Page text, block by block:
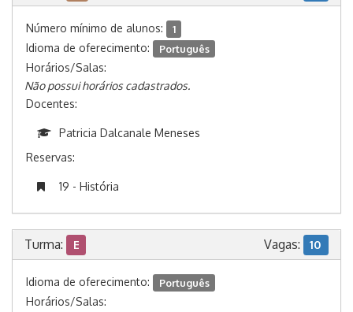
Número mínimo de alunos: 1
Idioma de oferecimento: Português
Horários/Salas:
Não possui horários cadastrados.
Docentes:
Patricia Dalcanale Meneses
Reservas:
19 - História
Turma: E Vagas: 10
Idioma de oferecimento: Português
Horários/Salas: